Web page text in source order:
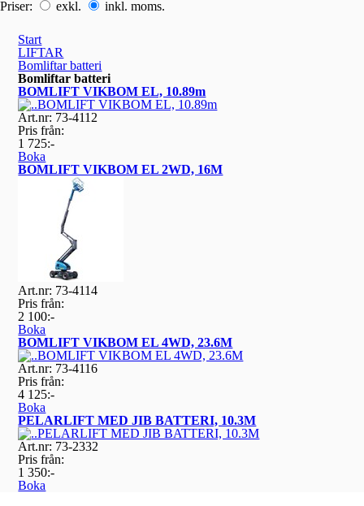
Priser:
exkl. inkl. moms.
Start
LIFTAR
Bomliftar batteri
Bomliftar batteri
BOMLIFT VIKBOM EL, 10.89m
Art.nr: 73-4112
Pris från:
1 725:-
Boka
BOMLIFT VIKBOM EL 2WD, 16M
Art.nr: 73-4114
Pris från:
2 100:-
Boka
BOMLIFT VIKBOM EL 4WD, 23.6M
Art.nr: 73-4116
Pris från:
4 125:-
Boka
PELARLIFT MED JIB BATTERI, 10.3M
Art.nr: 73-2332
Pris från:
1 350:-
Boka